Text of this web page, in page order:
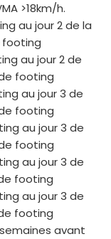
>18km/h.
au jour 2 de la
footing
au jour 2 de
footing
au jour 3 de
footing
au jour 3 de
footing
au jour 3 de
footing
au jour 3 de
footing
avant